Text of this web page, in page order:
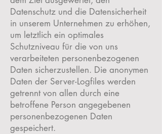
Datenschutz und die Datensicherheit
in unserem Unternehmen zu erhöhen,
um letztlich ein optimales
Schutzniveau für die von uns
verarbeiteten personenbezogenen
Daten sicherzustellen. Die anonymen
Daten der Server-Logfiles werden
getrennt von allen durch eine
betroffene Person angegebenen
personenbezogenen Daten
gespeichert.